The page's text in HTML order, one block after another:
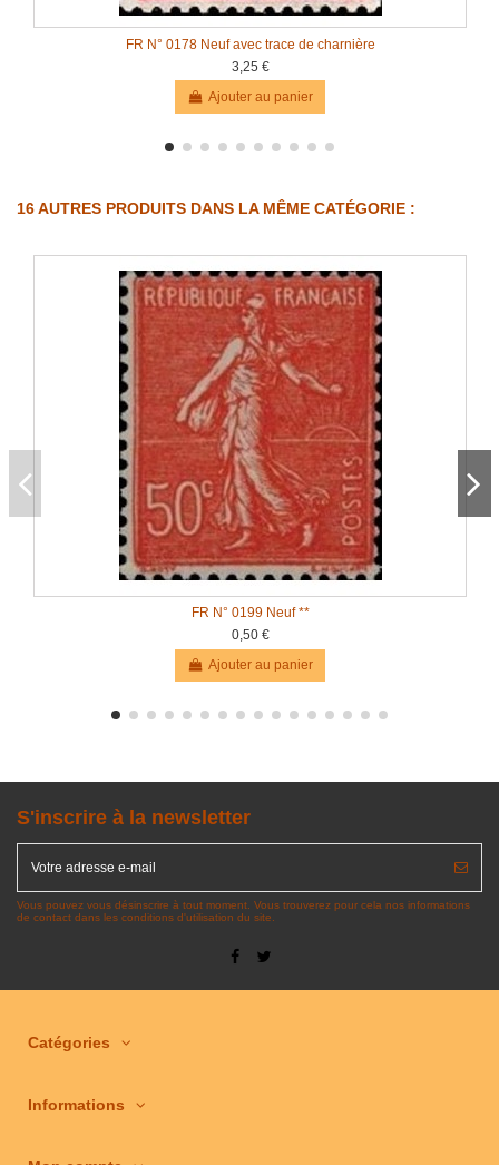
FR N° 0178 Neuf avec trace de charnière
3,25 €
Ajouter au panier
16 AUTRES PRODUITS DANS LA MÊME CATÉGORIE :
FR N° 0199 Neuf **
0,50 €
Ajouter au panier
S'inscrire à la newsletter
Vous pouvez vous désinscrire à tout moment. Vous trouverez pour cela nos informations
de contact dans les conditions d'utilisation du site.
Catégories
Informations